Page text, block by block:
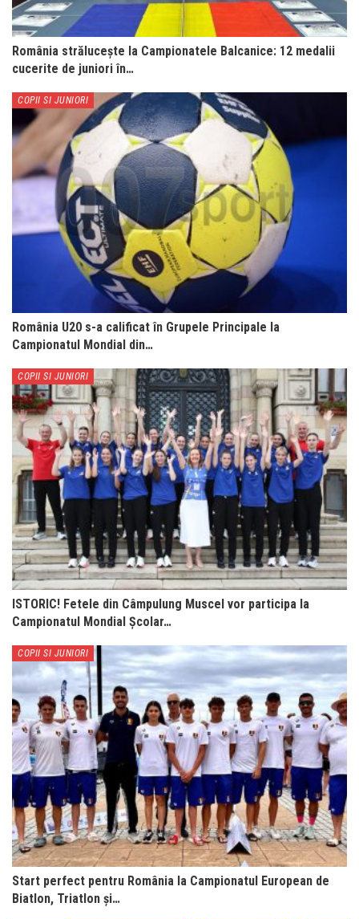
România strălucește la Campionatele Balcanice: 12 medalii
cucerite de juniori în…
COPII SI JUNIORI
România U20 s-a calificat în Grupele Principale la
Campionatul Mondial din…
COPII SI JUNIORI
ISTORIC! Fetele din Câmpulung Muscel vor participa la
Campionatul Mondial Școlar…
COPII SI JUNIORI
Start perfect pentru România la Campionatul European de
Biatlon, Triatlon și…